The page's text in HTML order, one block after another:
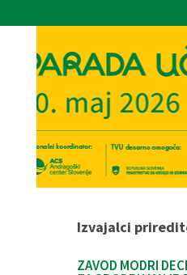
Izvajalci
ZAVOD MODRI